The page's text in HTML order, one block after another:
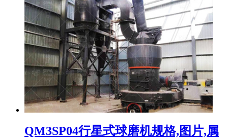
QM3SP04行星式球磨机规格,图片,属